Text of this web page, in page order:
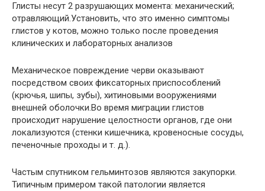
Глисты несут 2 разрушающих момента: механический;
отравляющий.Установить, что это именно симптомы
глистов у котов, можно только после проведения
клинических и лабораторных анализов
Механическое повреждение черви оказывают
посредством своих фиксаторных приспособлений
(крючья, шипы, зубы), хитиновыми вооружениями
внешней оболочки.Во время миграции глистов
происходит нарушение целостности органов, где они
локализуются (стенки кишечника, кровеносные сосуды,
печеночные проходы и т. д.).
Частым спутником гельминтозов являются закупорки.
Типичным примером такой патологии является